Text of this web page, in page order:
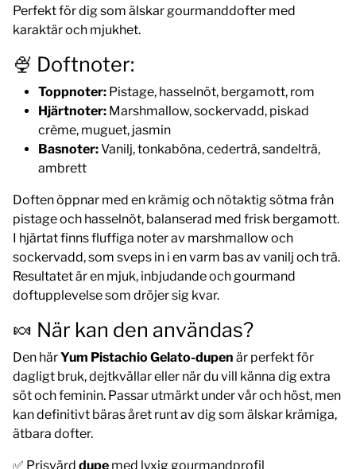
Perfekt för dig som älskar gourmanddofter med
karaktär och mjukhet.
🍨 Doftnoter:
Toppnoter: Pistage, hasselnöt, bergamott, rom
Hjärtnoter: Marshmallow, sockervadd, piskad
crème, muguet, jasmin
Basnoter:Vanilj, tonkaböna, cederträ, sandelträ,
ambrett
Doften öppnar med en krämig och nötaktig sötma från
pistage och hasselnöt, balanserad med frisk bergamott.
I hjärtat finns fluffiga noter av marshmallow och
sockervadd, som sveps in i en varm bas av vanilj och trä.
Resultatet är en mjuk, inbjudande och gourmand
doftupplevelse som dröjer sig kvar.
🍬 När kan den användas?
Den härYum Pistachio Gelato-dupen är perfekt för
dagligt bruk, dejtkvällar eller när du vill känna dig extra
söt och feminin. Passar utmärkt under vår och höst, men
kan definitivt bäras året runt av dig som älskar krämiga,
ätbara dofter.
✅ Prisvärd dupe med lyxig gourmandprofil